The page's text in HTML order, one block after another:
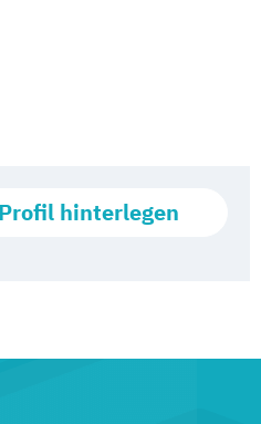
hinterlegen